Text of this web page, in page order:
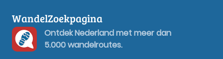
WandelZoekpagina
Ontdek Nederland met meer dan
5.000 wandelroutes.